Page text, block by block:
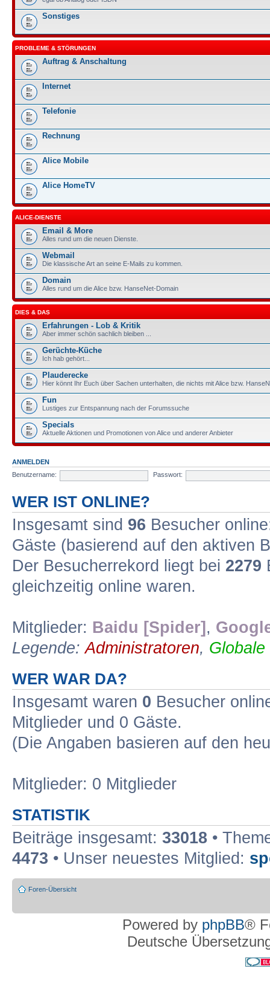
Sonstiges
PROBLEME & STÖRUNGEN
Auftrag & Anschaltung
Internet
Telefonie
Rechnung
Alice Mobile
Alice HomeTV
ALICE-DIENSTE
Email & More
Alles rund um die neuen Dienste.
Webmail
Die klassische Art an seine E-Mails zu kommen.
Domain
Alles rund um die Alice bzw. HanseNet-Domain
DIES & DAS
Erfahrungen - Lob & Kritik
Aber immer schön sachlich bleiben ...
Gerüchte-Küche
Ich hab gehört...
Plauderecke
Hier könnt Ihr Euch über Sachen unterhalten, die nichts mit Alice bzw.
Fun
Lustiges zur Entspannung nach der Forumssuche
Specials
Aktuelle Aktionen und Promotionen von Alice und anderer Anbieter
ANMELDEN
Benutzername:
Passwort:
WER IST ONLINE?
Insgesamt sind 96 Besucher
Gäste (basierend auf den aktiven
Der Besucherrekord liegt bei 2279
gleichzeitig online waren.
Mitglieder: Baidu [Spider] ,
Legende:Administratoren,
WER WAR DA?
Insgesamt waren 0 Besucher
Mitglieder und 0 Gäste.
(Die Angaben basieren auf den
Mitglieder: 0 Mitglieder
STATISTIK
Beiträge insgesamt: 33018 •
4473 • Unser neuestes Mitglied:
Foren-Übersicht
Powered by phpBB®
Deutsche